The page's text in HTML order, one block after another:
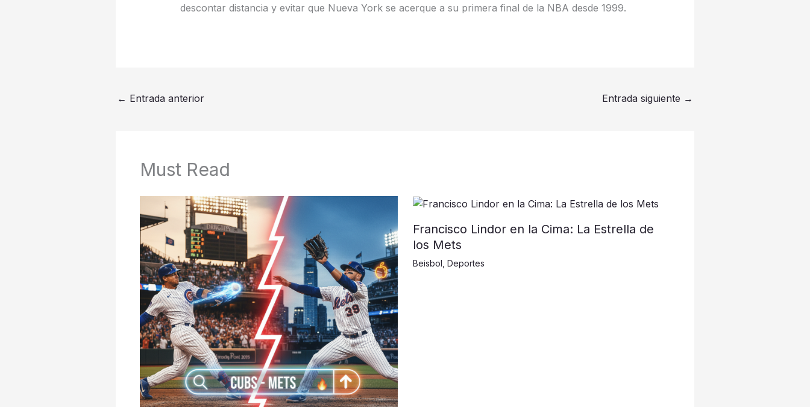
descontar distancia y evitar que Nueva York se acerque a su primera final de la NBA desde 1999.
← Entrada anterior Entrada siguiente →
Must Read
Francisco Lindor en la Cima: La Estrella de
los Mets
Beisbol Deportes